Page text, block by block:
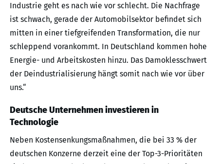
Industrie geht es nach wie vor schlecht. Die Nachfrage
ist schwach, gerade der Automobilsektor befindet sich
mitten in einer tiefgreifenden Transformation, die nur
schleppend vorankommt. In Deutschland kommen hohe
Energie- und Arbeitskosten hinzu. Das Damoklesschwert
der Deindustrialisierung hängt somit nach wie vor über
uns.“
Deutsche Unternehmen investieren in
Technologie
Neben Kostensenkungsmaßnahmen, die bei 33 % der
deutschen Konzerne derzeit eine der Top-3-Prioritäten